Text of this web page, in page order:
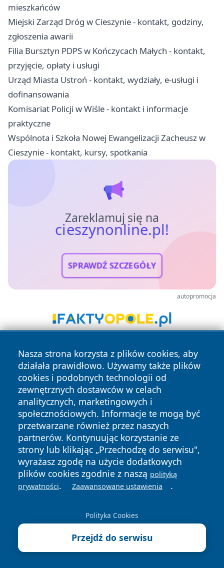
mieszkańców
Miejski Zarząd Dróg w Cieszynie - kontakt, godziny,
zgłoszenia awarii
Filia Bursztyn PDPS w Kończycach Małych - kontakt,
przyjęcie, opłaty i usługi
Urząd Miasta Ustroń - kontakt, wydziały, e-usługi i
dofinansowania
Komisariat Policji w Wiśle - kontakt i informacje
praktyczne
Wspólnota i Szkoła Nowej Ewangelizacji Zacheusz w
Cieszynie - kontakt, kursy, spotkania
Zareklamuj się na
cieszynonline.pl!
SPRAWDŹ SZCZEGÓŁY
autopromocja
Nasza strona korzysta z plików cookies, aby
działała prawidłowo. Używamy także plików
cookies i podobnych technologii od
zewnętrznych dostawców w celach
analitycznych, marketingowych i
społecznościowych. Informacje te mogą być
przetwarzane również przez naszych
partnerów. Kontynuując korzystanie ze
strony lub klikając „Przechodzę do serwisu",
wyrażasz zgodę na użycie dodatkowych
plików cookies zgodnie z naszą polityką
prywatności. Zaawansowane ustawienia .
Polityka Cookies
Przejdź do serwisu
Copyright © 2026 cieszynonline.pl Wszystkie prawa
zastrzeżone.
News Autorzy
Polityka
Prywatności
Polityka
Cookies